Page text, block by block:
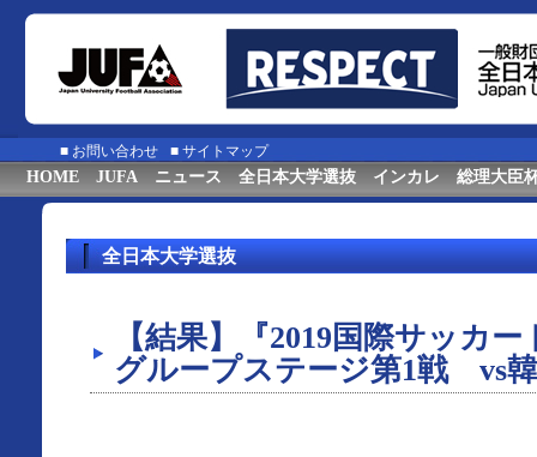
■ お問い合わせ ■ サイトマップ
HOME JUFA ニュース 全日本大学選抜 インカレ 総理大臣
全日本大学選抜
【結果】『2019国際サッカ
グループステージ第1戦 vs